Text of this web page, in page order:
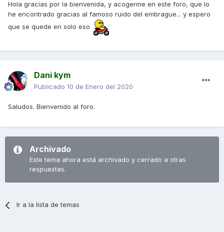
Hola gracias por la bienvenida, y acogerme en este foro, que lo
he encontrado gracias al famoso ruido del embrague... y espero
que se quede en solo eso
Dani kym
Publicado 10 de Enero del 2020
Saludos. Bienvenido al foro.
Archivado
Este tema ahora está archivado y cerrado a otras
respuestas.
Ir a la lista de temas